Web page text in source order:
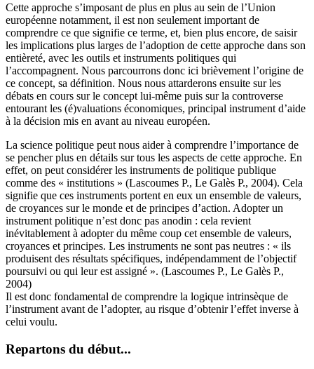
Cette approche s’imposant de plus en plus au sein de l’Union
européenne notamment, il est non seulement important de
comprendre ce que signifie ce terme, et, bien plus encore, de saisir
les implications plus larges de l’adoption de cette approche dans son
entièreté, avec les outils et instruments politiques qui
l’accompagnent. Nous parcourrons donc ici brièvement l’origine de
ce concept, sa définition. Nous nous attarderons ensuite sur les
débats en cours sur le concept lui-même puis sur la controverse
entourant les (é)valuations économiques, principal instrument d’aide
à la décision mis en avant au niveau européen.
La science politique peut nous aider à comprendre l’importance de
se pencher plus en détails sur tous les aspects de cette approche. En
effet, on peut considérer les instruments de politique publique
comme des « institutions » (Lascoumes P., Le Galès P., 2004). Cela
signifie que ces instruments portent en eux un ensemble de valeurs,
de croyances sur le monde et de principes d’action. Adopter un
instrument politique n’est donc pas anodin : cela revient
inévitablement à adopter du même coup cet ensemble de valeurs,
croyances et principes. Les instruments ne sont pas neutres : « ils
produisent des résultats spécifiques, indépendamment de l’objectif
poursuivi ou qui leur est assigné ». (Lascoumes P., Le Galès P.,
2004)
Il est donc fondamental de comprendre la logique intrinsèque de
l’instrument avant de l’adopter, au risque d’obtenir l’effet inverse à
celui voulu.
Repartons du début...